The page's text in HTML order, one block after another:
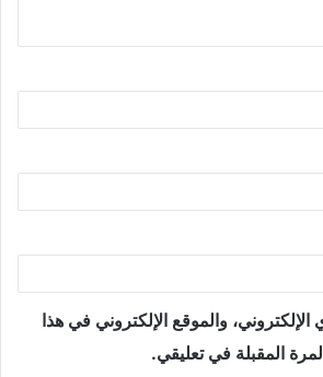
والموقع الإلكتروني في هذا
المقبلة في تعليقي.